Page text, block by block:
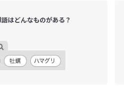
はどんなものがある？